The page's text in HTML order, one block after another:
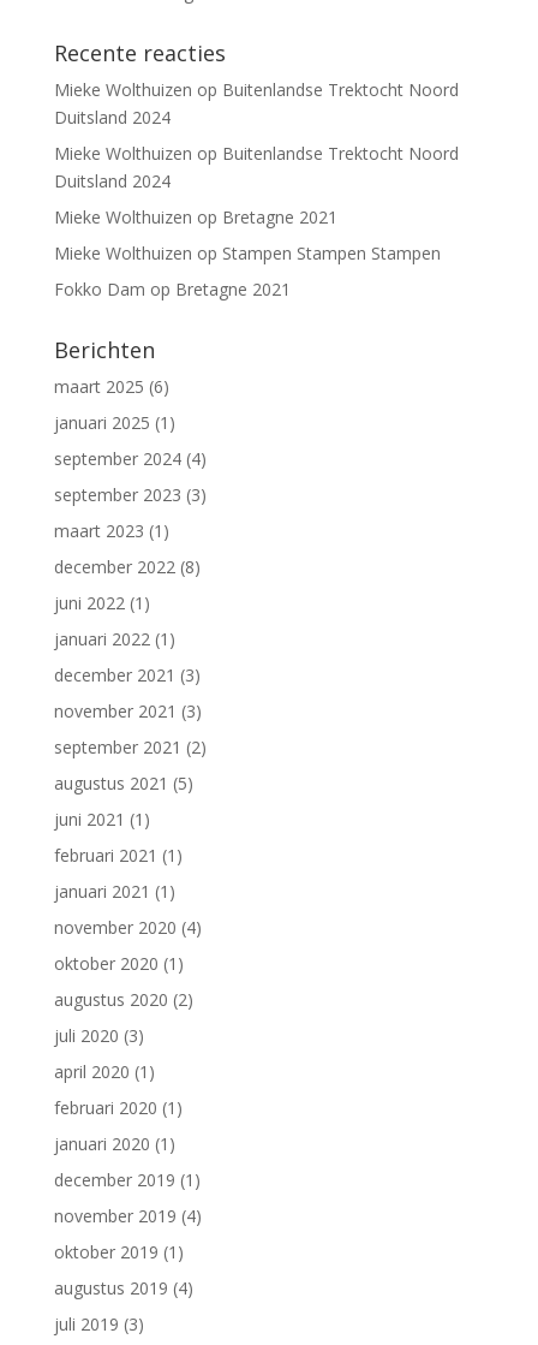
Recente reacties
Mieke Wolthuizen op Buitenlandse Trektocht Noord
Duitsland 2024
Mieke Wolthuizen op Buitenlandse Trektocht Noord
Duitsland 2024
Mieke Wolthuizen op Bretagne 2021
Mieke Wolthuizen op Stampen Stampen Stampen
Fokko Dam op Bretagne 2021
Berichten
maart 2025 (6)
januari 2025 (1)
september 2024(4)
september 2023 (3)
maart 2023 (1)
december 2022(8)
juni 2022(1)
januari 2022(1)
december 2021 (3)
november 2021 (3)
september 2021 (2)
augustus 2021 (5)
juni 2021 (1)
februari 2021 (1)
januari 2021 (1)
november 2020 (4)
oktober 2020 (1)
augustus 2020 (2)
juli 2020 (3)
april 2020 (1)
februari 2020 (1)
januari 2020 (1)
december 2019 (1)
november 2019 (4)
oktober 2019 (1)
augustus 2019 (4)
juli 2019 (3)